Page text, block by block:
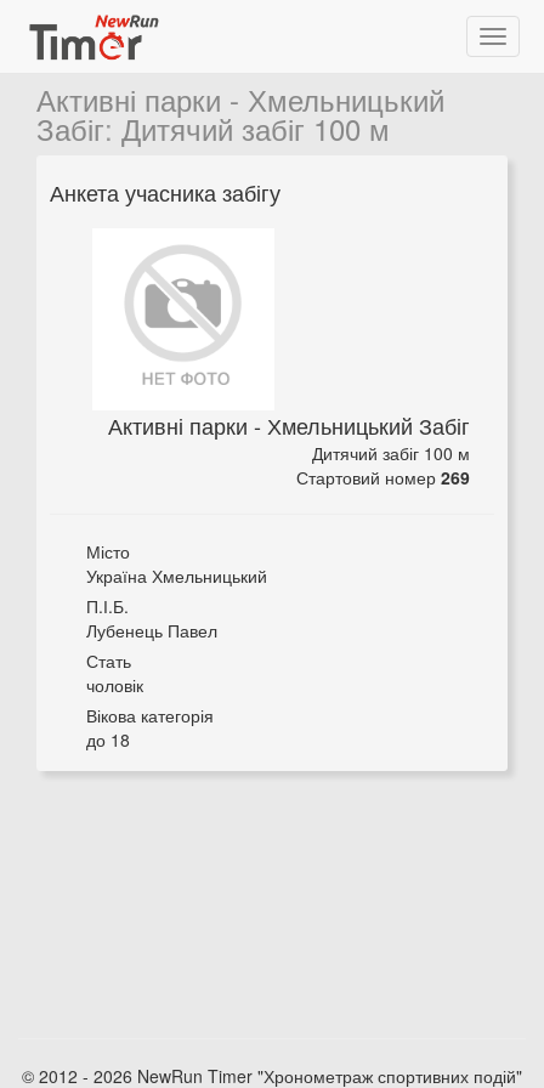
Активні парки - Хмельницький
Забіг: Дитячий забіг 100 м
Анкета учасника забігу
Активні парки - Хмельницький Забіг
Дитячий забіг 100 м
Стартовий номер 269
Місто
Україна Хмельницький
П.І.Б.
Лубенець Павел
Стать
чоловік
Вікова категорія
до 18
© 2012 - 2026 NewRun Timer "Хронометраж спортивних подій"